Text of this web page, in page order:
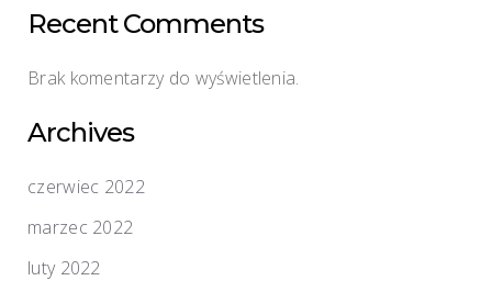
Recent Comments
Brak komentarzy do wyświetlenia.
Archives
czerwiec 2022
marzec 2022
luty 2022